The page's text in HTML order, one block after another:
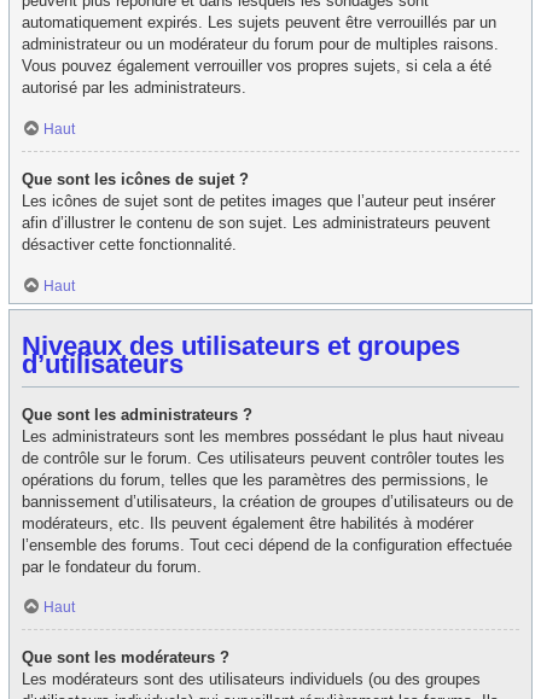
automatiquement expirés. Les sujets peuvent être verrouillés par un
administrateur ou un modérateur du forum pour de multiples raisons.
Vous pouvez également verrouiller vos propres sujets, si cela a été
autorisé par les administrateurs.
Haut
Que sont les icônes de sujet ?
Les icônes de sujet sont de petites images que l’auteur peut insérer
afin d’illustrer le contenu de son sujet. Les administrateurs peuvent
désactiver cette fonctionnalité.
Haut
Niveaux des utilisateurs et groupes
d’utilisateurs
Que sont les administrateurs ?
Les administrateurs sont les membres possédant le plus haut niveau
de contrôle sur le forum. Ces utilisateurs peuvent contrôler toutes les
opérations du forum, telles que les paramètres des permissions, le
bannissement d’utilisateurs, la création de groupes d’utilisateurs ou de
modérateurs, etc. Ils peuvent également être habilités à modérer
l’ensemble des forums. Tout ceci dépend de la configuration effectuée
par le fondateur du forum.
Haut
Que sont les modérateurs ?
Les modérateurs sont des utilisateurs individuels (ou des groupes